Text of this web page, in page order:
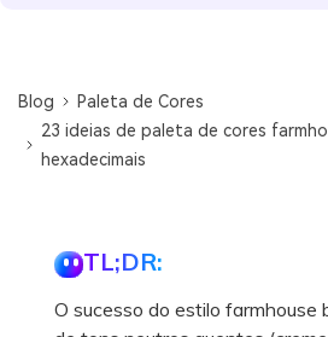
Blog
Paleta de Cores
23 ideias de paleta de cores
hexadecimais
TL;DR:
O sucesso do estilo farmhouse